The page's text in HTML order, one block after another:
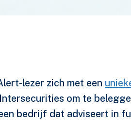
lezer zich met een
om te
bedrijf dat adviseert in